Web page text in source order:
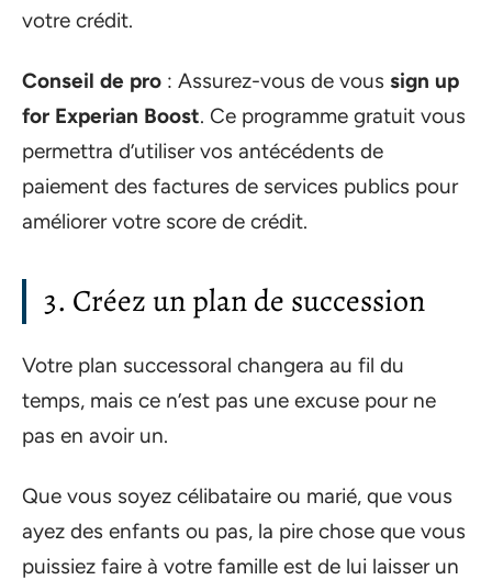
votre crédit.
Conseil de pro : Assurez-vous de vous sign up
for Experian Boost. Ce programme gratuit vous
permettra d’utiliser vos antécédents de
paiement des factures de services publics pour
améliorer votre score de crédit.
3. Créez un plan de succession
Votre plan successoral changera au fil du
temps, mais ce n’est pas une excuse pour ne
pas en avoir un.
Que vous soyez célibataire ou marié, que vous
ayez des enfants ou pas, la pire chose que vous
puissiez faire à votre famille est de lui laisser un